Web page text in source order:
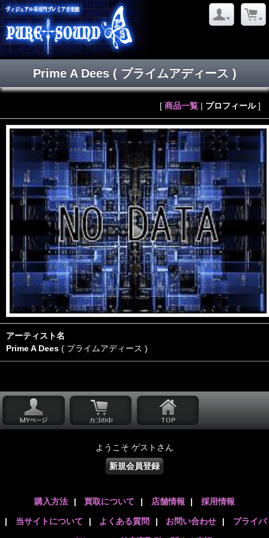
Prime A Dees( プライムアディース )
[ 商品一覧 | プロフィール]
アーティスト名
Prime A Dees ( プライムアディース )
ようこそ ゲストさん
新規会員登録
購入方法 | 買取について | 店舗情報 | 採用情報
| 当サイトについて | よくある質問 | お問い合わせ | プライバ